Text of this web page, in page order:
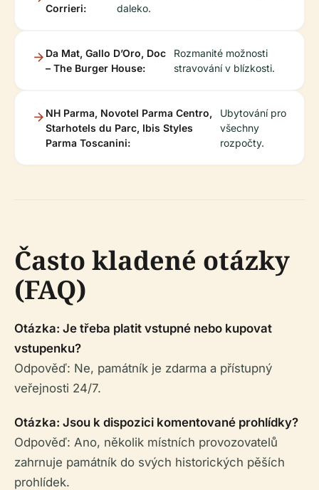
Corrieri:
daleko.
Da Mat, Gallo D’Oro, Doc
– The Burger House:
Rozmanité možnosti
stravování v blízkosti.
NH Parma, Novotel Parma Centro,
Starhotels du Parc, Ibis Styles
Parma Toscanini:
Ubytování pro
všechny
rozpočty.
Často kladené otázky
(FAQ)
Otázka: Je třeba platit vstupné nebo kupovat
vstupenku?
Odpověď: Ne, památník je zdarma a přístupný
veřejnosti 24/7.
Otázka: Jsou k dispozici komentované prohlídky?
Odpověď: Ano, několik místních provozovatelů
zahrnuje památník do svých historických pěších
prohlídek.